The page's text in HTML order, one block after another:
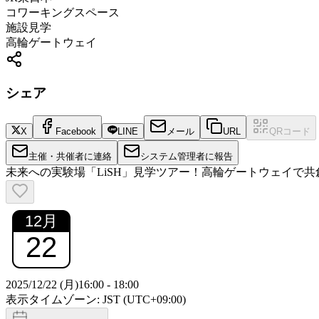
コワーキングスペース
施設見学
高輪ゲートウェイ
シェア
X Facebook LINE メール URL QRコード
主催・共催者に連絡 システム管理者に報告
未来への実験場「LiSH」見学ツアー！高輪ゲートウェイで共
12月
22
2025/12/22 (月)16:00 - 18:00
表示タイムゾーン: JST (UTC+09:00)